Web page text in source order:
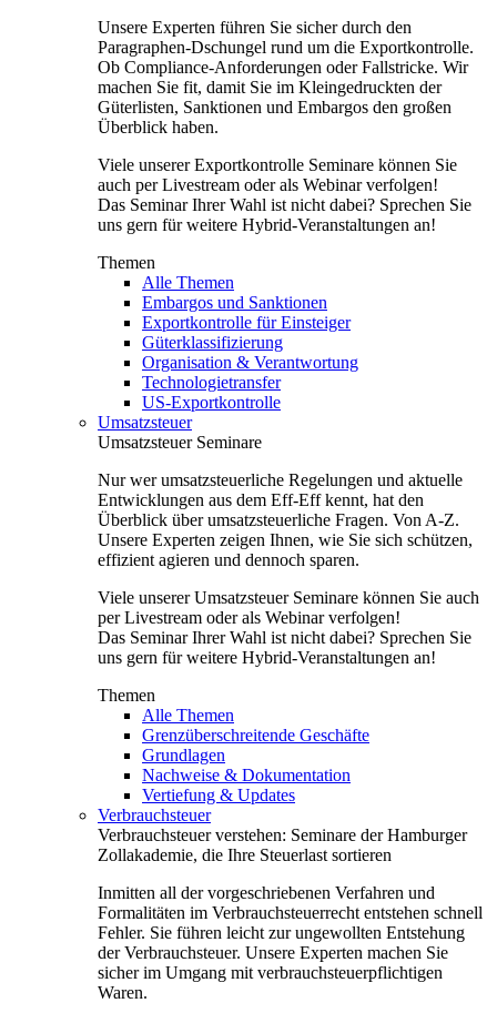
Unsere Experten führen Sie sicher durch den
Paragraphen-Dschungel rund um die Exportkontrolle.
Ob Compliance-Anforderungen oder Fallstricke. Wir
machen Sie fit, damit Sie im Kleingedruckten der
Güterlisten, Sanktionen und Embargos den großen
Überblick haben.
Viele unserer Exportkontrolle Seminare können Sie
auch per Livestream oder als Webinar verfolgen!
Das Seminar Ihrer Wahl ist nicht dabei? Sprechen Sie
uns gern für weitere Hybrid-Veranstaltungen an!
Themen
Alle Themen
Embargos und Sanktionen
Exportkontrolle für Einsteiger
Güterklassifizierung
Organisation & Verantwortung
Technologietransfer
US-Exportkontrolle
Umsatzsteuer
Umsatzsteuer Seminare
Nur wer umsatzsteuerliche Regelungen und aktuelle
Entwicklungen aus dem Eff-Eff kennt, hat den
Überblick über umsatzsteuerliche Fragen. Von A-Z.
Unsere Experten zeigen Ihnen, wie Sie sich schützen,
effizient agieren und dennoch sparen.
Viele unserer Umsatzsteuer Seminare können Sie auch
per Livestream oder als Webinar verfolgen!
Das Seminar Ihrer Wahl ist nicht dabei? Sprechen Sie
uns gern für weitere Hybrid-Veranstaltungen an!
Themen
Alle Themen
Grenzüberschreitende Geschäfte
Grundlagen
Nachweise & Dokumentation
Vertiefung & Updates
Verbrauchsteuer
Verbrauchsteuer verstehen: Seminare der Hamburger
Zollakademie, die Ihre Steuerlast sortieren
Inmitten all der vorgeschriebenen Verfahren und
Formalitäten im Verbrauchsteuerrecht entstehen schnell
Fehler. Sie führen leicht zur ungewollten Entstehung
der Verbrauchsteuer. Unsere Experten machen Sie
sicher im Umgang mit verbrauchsteuerpflichtigen
Waren.